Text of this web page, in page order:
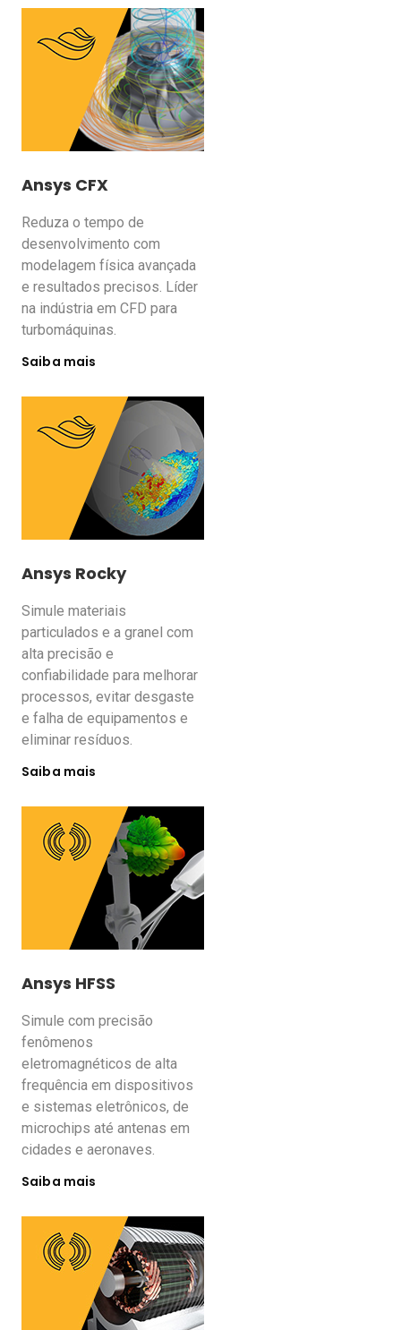
Ansys CFX
Reduza o tempo de
desenvolvimento com
modelagem física avançada
e resultados precisos. Líder
na indústria em CFD para
turbomáquinas.
Saiba mais
Ansys Rocky
Simule materiais
particulados e a granel com
alta precisão e
confiabilidade para melhorar
processos, evitar desgaste
e falha de equipamentos e
eliminar resíduos.
Saiba mais
Ansys HFSS
Simule com precisão
fenômenos
eletromagnéticos de alta
frequência em dispositivos
e sistemas eletrônicos, de
microchips até antenas em
cidades e aeronaves.
Saiba mais